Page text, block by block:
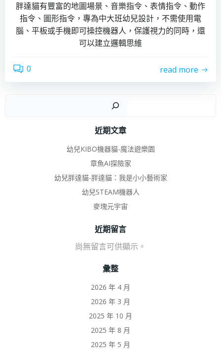
胖達貓有豐富的地圖場景、音樂指令、表情指令、動作
指令、圖形指令，專為中大班幼兒設計，不需使用電
腦、平板或手機即可操控機器人，保護視力的同時，還
可以建立邏輯思維
0 read more
近期文章
幼兒KIBO機器貓-魔法遊樂園
章魚AI探險家
幼兒胖達貓-胖達貓：我是小小藝術家
幼兒STEAM機器人
麥塊元宇宙
近期留言
尚無留言可供顯示。
彙整
2026 年 4 月
2026 年 3 月
2025 年 10 月
2025 年 8 月
2025 年 5 月